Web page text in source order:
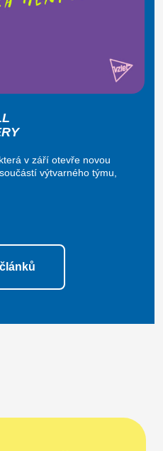
v září otevře novou
výtvarného týmu,